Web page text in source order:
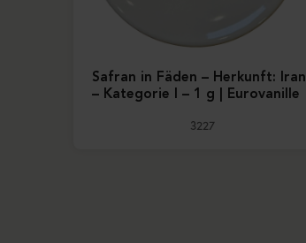
Safran in Fäden – Herkunft: Iran
– Kategorie I – 1 g | Eurovanille
3227